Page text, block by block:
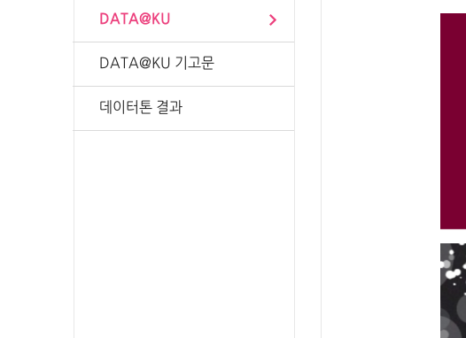
DATA@KU
DATA@KU 기고문
데이터톤 결과